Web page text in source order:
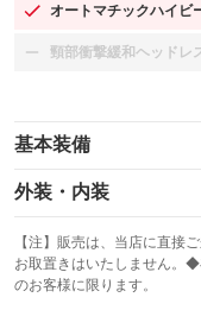
オートマチックハイビ
：装備あり
頸部衝撃緩和ヘッドレ
：装備なし
基本装備
エアバッグ：運転席/助
：装備あり
：装備なし
サンルーフ
：装備なし
外装・内装
カーナビ：SDナビ
：装備あり
TV
：装備なし
【注】販売は、当店に直接
お取置きはいたしません。
のお客様に限ります。